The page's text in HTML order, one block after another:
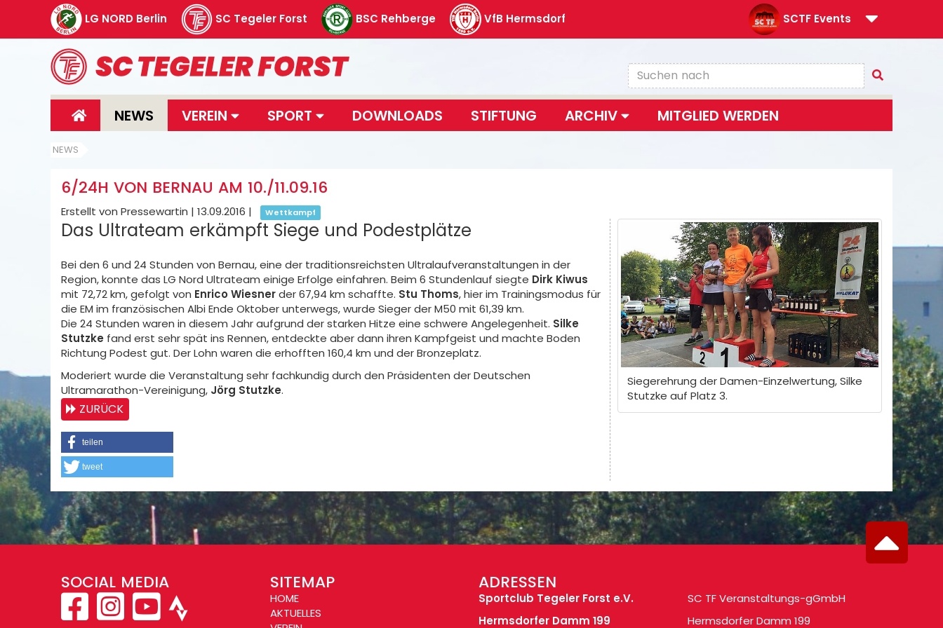
LG NORD Berlin SC Tegeler Forst BSC Rehberge VfB Hermsdorf SCTF Events
NEWS VEREIN SPORT DOWNLOADS STIFTUNG ARCHIV MITGLIED WERDEN
NEWS
6/24H VON BERNAU AM 10./11.09.16
Erstellt von Pressewartin | 13.09.2016 | Wettkampf
Das Ultrateam erkämpft Siege und Podestplätze
Bei den 6 und 24 Stunden von Bernau, eine der traditionsreichsten Ultralaufveranstaltungen in der
Region, konnte das LG Nord Ultrateam einige Erfolge einfahren. Beim 6 Stundenlauf siegte Dirk Kiwus
mit 72,72 km, gefolgt von Enrico Wiesnerder 67,94 km schaffte. Stu Thoms, hier im Trainingsmodus für
die EM im französischen Albi Ende Oktober unterwegs, wurde Sieger der M50 mit 61,39 km.
Die 24 Stunden waren in diesem Jahr aufgrund der starken Hitze eine schwere Angelegenheit. Silke
Stutzke fand erst sehr spät ins Rennen, entdeckte aber dann ihren Kampfgeist und machte Boden
Richtung Podest gut. Der Lohn waren die erhofften 160,4 km und der Bronzeplatz.
Moderiert wurde die Veranstaltung sehr fachkundig durch den Präsidenten der Deutschen
Ultramarathon-Vereinigung, Jörg Stutzke.
ZURÜCK
teilen
tweet
Siegerehrung der Damen-Einzelwertung, Silke
Stutzke auf Platz 3.
SOCIAL MEDIA SITEMAP
HOME
AKTUELLES
ADRESSEN
Sportclub Tegeler Forst e.V.
Hermsdorfer Damm 199
SC TF Veranstaltungs-gGmbH
Hermsdorfer Damm 199